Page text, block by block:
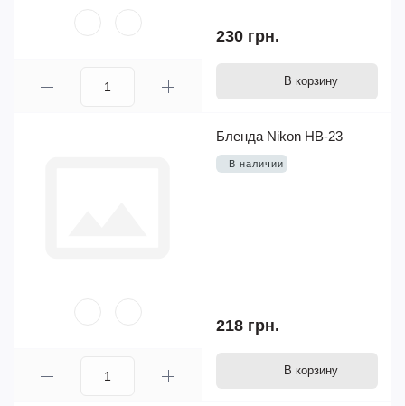
230 грн.
В корзину
Бленда Nikon HB-23
В наличии
218 грн.
В корзину